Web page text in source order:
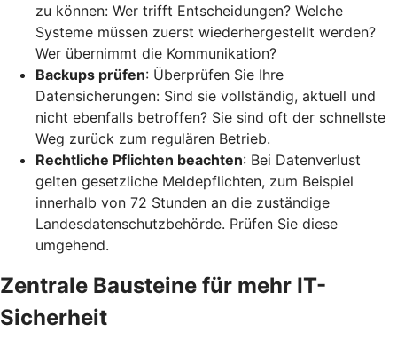
zu können: Wer trifft Entscheidungen? Welche
Systeme müssen zuerst wiederhergestellt werden?
Wer übernimmt die Kommunikation?
Backups prüfen: Überprüfen Sie Ihre
Datensicherungen: Sind sie vollständig, aktuell und
nicht ebenfalls betroffen? Sie sind oft der schnellste
Weg zurück zum regulären Betrieb.
Rechtliche Pflichten beachten: Bei Datenverlust
gelten gesetzliche Meldepflichten, zum Beispiel
innerhalb von 72 Stunden an die zuständige
Landesdatenschutzbehörde. Prüfen Sie diese
umgehend.
Zentrale Bausteine für mehr IT-
Sicherheit